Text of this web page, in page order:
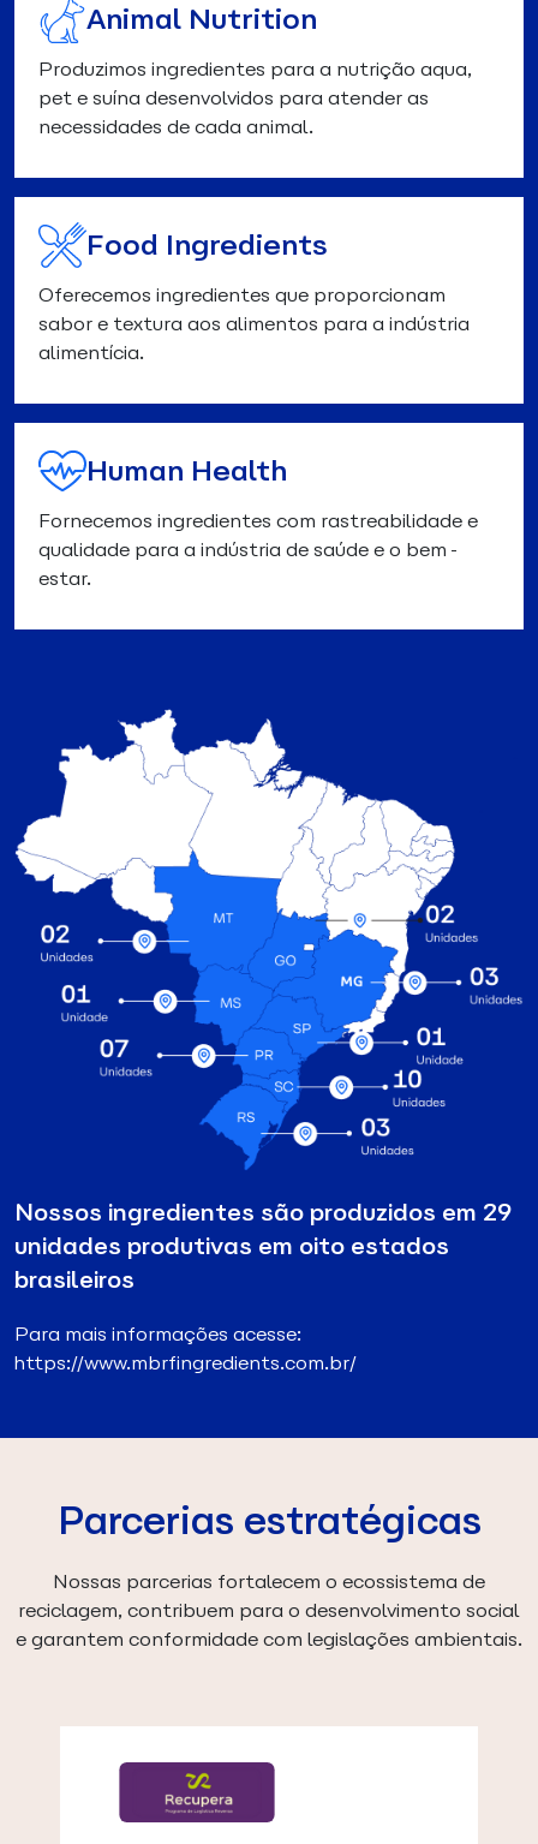
Animal Nutrition
Produzimos ingredientes para a nutrição aqua,
pet e suína desenvolvidos para atender as
necessidades de cada animal.
Food Ingredients
Oferecemos ingredientes que proporcionam
sabor e textura aos alimentos para a indústria
alimentícia.
Human Health
Fornecemos ingredientes com rastreabilidade e
qualidade para a indústria de saúde e o bem-
estar.
Nossos ingredientes são produzidos em 29
unidades produtivas em oito estados
brasileiros
Para mais informações acesse:
https://www.mbrfingredients.com.br/
Parcerias estratégicas
Nossas parcerias fortalecem o ecossistema de
reciclagem, contribuem para o desenvolvimento social
e garantem conformidade com legislações ambientais.